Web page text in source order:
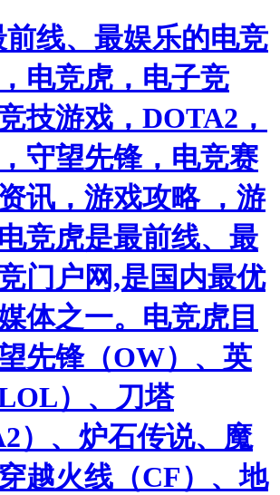
线、最娱乐的电竞
电竞虎，电子竞
技游戏，DOTA2，
守望先锋，电竞赛
讯，游戏攻略 ，游
竞虎是最前线、最
门户网,是国内最优
体之一。电竞虎目
先锋（OW）、英
）、刀塔
）、炉石传说、魔
越火线（CF）、地